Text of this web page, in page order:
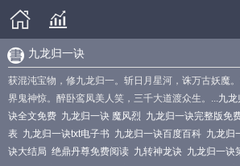
九龙归一诀
获混沌宝物，修九龙归一。斩日月星河，诛万古妖魔
界鬼神惊。醉卧鸾凤美人笑，三千大道渡众生。...九龙
诀全文免费 九龙归一诀 魔风烈 九龙归一诀完整版免
表 九龙归一诀txt电子书 九龙归一诀百度百科 九龙归
诀大结局 绝鼎丹尊免费阅读 九转神龙诀 九龙归一诀